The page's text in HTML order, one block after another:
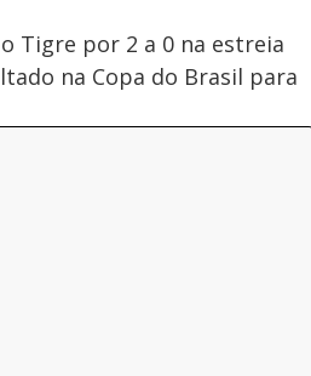
Tigre por 2 a 0 na estreia
na Copa do Brasil para